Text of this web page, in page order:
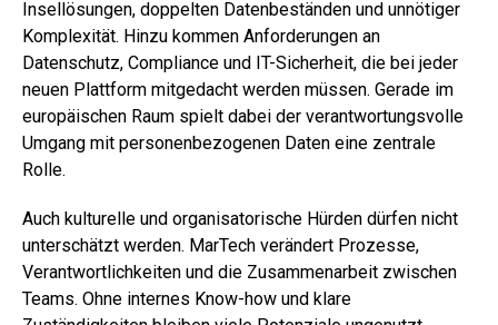
Insellösungen, doppelten Datenbeständen und unnötiger
Komplexität. Hinzu kommen Anforderungen an
Datenschutz, Compliance und IT-Sicherheit, die bei jeder
neuen Plattform mitgedacht werden müssen. Gerade im
europäischen Raum spielt dabei der verantwortungsvolle
Umgang mit personenbezogenen Daten eine zentrale
Rolle.
Auch kulturelle und organisatorische Hürden dürfen nicht
unterschätzt werden. MarTech verändert Prozesse,
Verantwortlichkeiten und die Zusammenarbeit zwischen
Teams. Ohne internes Know-how und klare